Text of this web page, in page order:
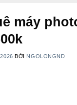
máy
BỞI NGOLONGND